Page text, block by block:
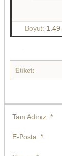
Boyut: 1.49
Etiket:
Tam Adınız :*
E-Posta :*